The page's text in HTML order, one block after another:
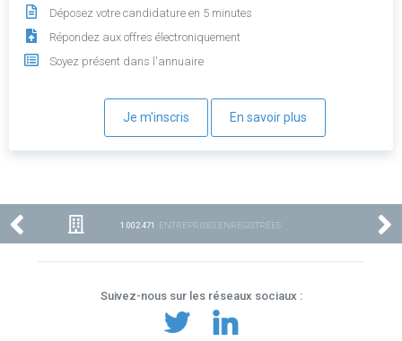
Déposez votre candidature en 5 minutes
Répondez aux offres électroniquement
Soyez présent dans l'annuaire
Je m'inscris En savoir plus
1 002 471 ENTREPRISES ENREGISTRÉES
Suivez-nous sur les réseaux sociaux :